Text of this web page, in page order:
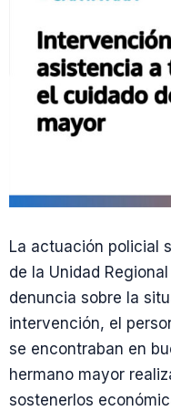
La actuación policial
de la Unidad
denuncia sobre la
intervención, el
se encontraban en
hermano mayor
sostenerlos